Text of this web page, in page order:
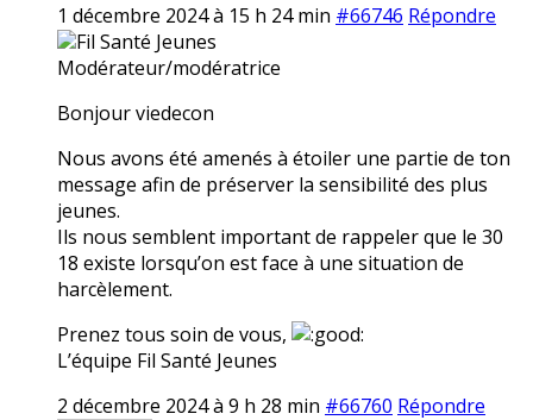
1 décembre 2024 à 15 h 24 min #66746 Répondre
Fil Santé Jeunes
Modérateur/modératrice
Bonjour viedecon
Nous avons été amenés à étoiler une partie de ton
message afin de préserver la sensibilité des plus
jeunes.
Ils nous semblent important de rappeler que le 30
18 existe lorsqu’on est face à une situation de
harcèlement.
Prenez tous soin de vous,
L’équipe Fil Santé Jeunes
2 décembre 2024 à 9 h 28 min #66760 Répondre